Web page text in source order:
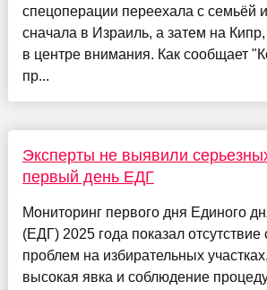
спецоперации переехала с семьёй
сначала в Израиль, а затем на
в центре внимания. Как сообщает
пр...
Эксперты не выявили
первый день ЕДГ
Мониторинг первого дня Единого
(ЕДГ) 2025 года показал отсутствие
проблем на избирательных
высокая явка и соблюдение